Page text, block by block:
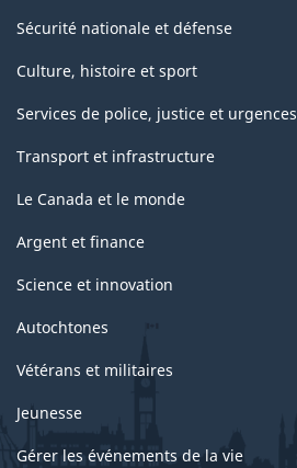
Sécurité nationale et défense
Culture, histoire et sport
Services de police, justice et urgences
Transport et infrastructure
Le Canada et le monde
Argent et finance
Science et innovation
Autochtones
Vétérans et militaires
Jeunesse
Gérer les événements de la vie